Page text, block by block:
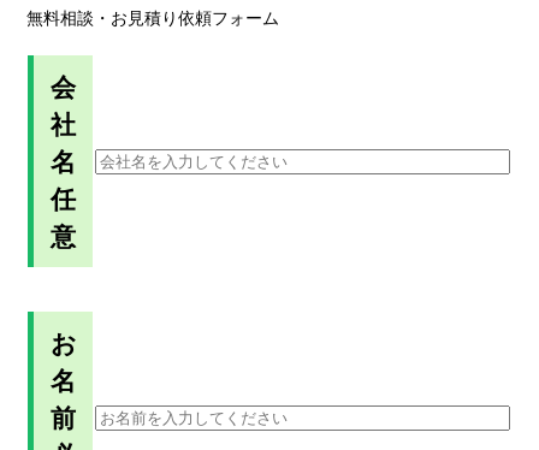
無料相談・お見積り依頼フォーム
会
社
名
任
意
お
名
前